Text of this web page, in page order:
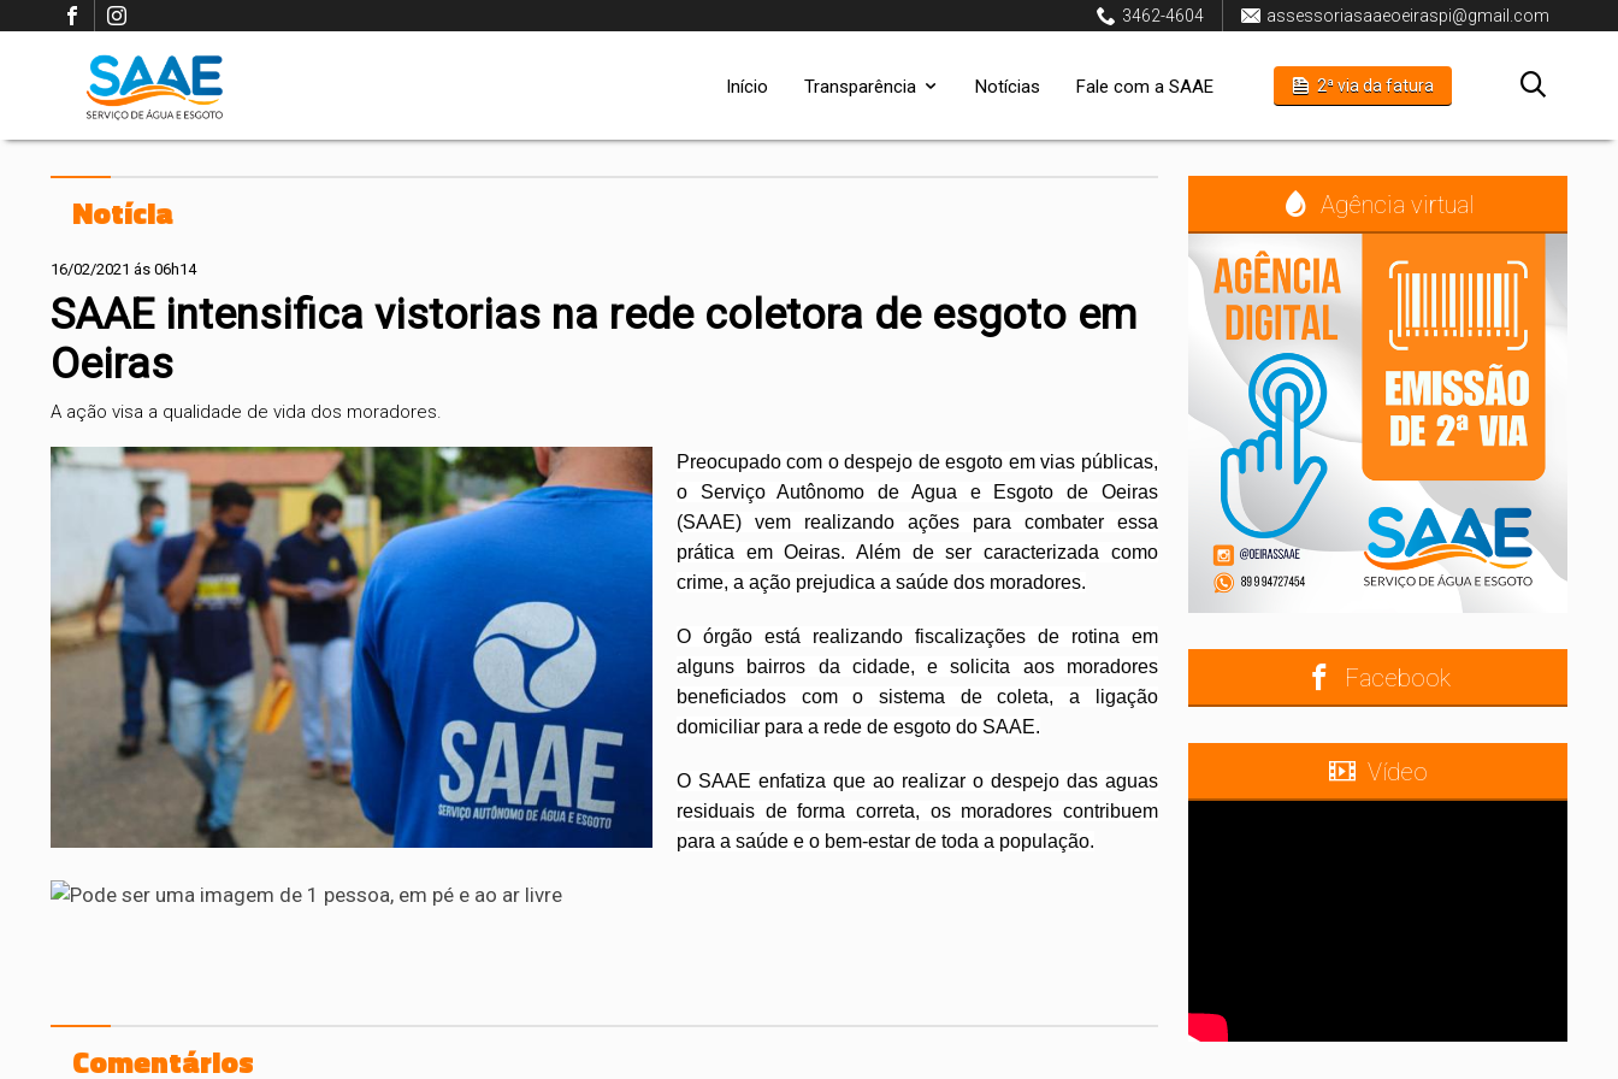
assessoriasaaeoeiraspi@gmail.com
3462-4604
2ª via da fatura
Fale com a SAAE
Notícias
Transparência
Início
Notícia
16/02/2021 ás 06h14
SAAE intensifica vistorias na rede coletora de esgoto em
Oeiras
A ação visa a qualidade de vida dos moradores.
Preocupado com o despejo de esgoto em vias públicas,
o Serviço Autônomo de Agua e Esgoto de Oeiras
(SAAE) vem realizando ações para combater essa
prática em Oeiras. Além de ser caracterizada como
crime, a ação prejudica a saúde dos moradores.
O órgão está realizando fiscalizações de rotina em
alguns bairros da cidade, e solicita aos moradores
beneficiados com o sistema de coleta, a ligação
domiciliar para a rede de esgoto do SAAE.
O SAAE enfatiza que ao realizar o despejo das aguas
residuais de forma correta, os moradores contribuem
para a saúde e o bem-estar de toda a população.
Comentários
Agência virtual
Facebook
Vídeo